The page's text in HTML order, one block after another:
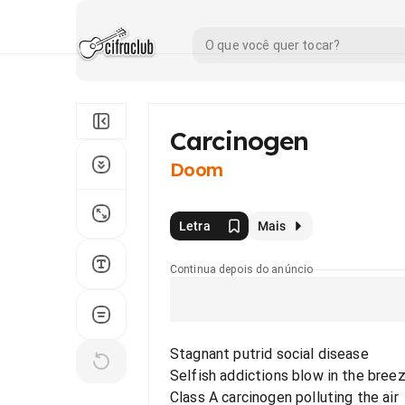
Carcinogen
Doom
Letra Mais
Continua depois do anúncio
Stagnant putrid social disease
Selfish addictions blow in the
Class A carcinogen polluting the air